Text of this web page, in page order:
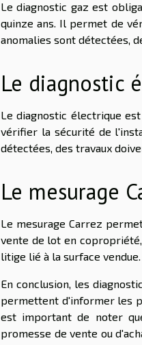
Le diagnostic gaz est
quinze ans. Il permet de
anomalies sont détectées,
Le diagnostic
Le diagnostic électrique
vérifier la sécurité de
détectées, des travaux
Le mesurage
Le mesurage Carrez
vente de lot en
litige lié à la surface vendue.
En conclusion, les
permettent d'informer les
est important de noter
promesse de vente ou